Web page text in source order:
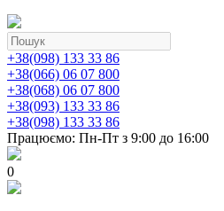
+38(098) 133 33 86
+38(066) 06 07 800
+38(068) 06 07 800
+38(093) 133 33 86
+38(098) 133 33 86
Працюємо: Пн-Пт з 9:00 до 16:00
0